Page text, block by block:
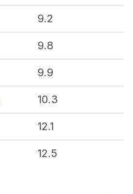
9.2
9.8
9.9
10.3
12.1
12.5